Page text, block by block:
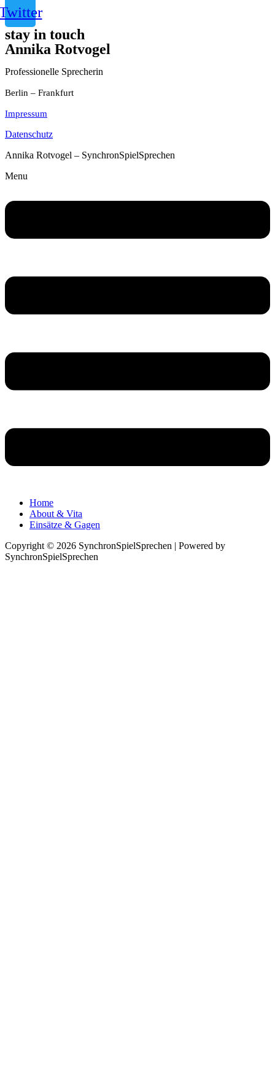
stay in touch
Annika Rotvogel
Professionelle Sprecherin
Berlin – Frankfurt
Impressum
Datenschutz
Annika Rotvogel – SynchronSpielSprechen
Menu
Home
About & Vita
Einsätze & Gagen
Copyright © 2026 SynchronSpielSprechen | Powered by
SynchronSpielSprechen